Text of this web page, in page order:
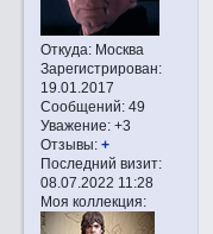
Откуда:Москва
Зарегистрирован:
19.01.2017
Сообщений:49
Уважение: +3
Отзывы: +
Последний визит:
08.07.2022 11:28
Моя коллекция: